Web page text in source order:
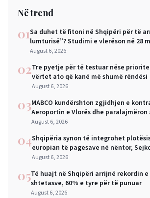
Në trend
01Sa duhet të fitoni në Shqipëri për të
lumturisë”? Studimi e vlerëson në 28
August 6, 2026
02Tre pyetje për të testuar nëse
vërtet ato që kanë më shumë rëndësi
August 6, 2026
03MABCO kundërshton zgjidhjen e
Aeroportin e Vlorës dhe
ndërkombëtar
August 6, 2026
04Shqipëria synon të integrohet
europian të pagesave në nëntor,
mëdha për qytetarët dhe bizneset
August 6, 2026
05Të huajt në Shqipëri arrijnë rekordin
shtetasve, 60% e tyre për të punuar
August 6, 2026